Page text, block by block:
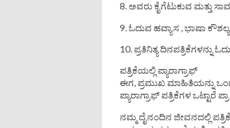
8. ಅವರು ಕೈಗೆಟುಕುವ ಮತ್ತು
9. ಓದುವ ಹವ್ಯಾಸ , ಭಾಷಾ ಕೌಶಲ್ಯ
10. ಪ್ರತಿನಿತ್ಯ ದಿನಪತ್ರಿಕೆಗಳನ್ನು
ಪತ್ರಿಕೆಯಲ್ಲಿ ಪ್ಯಾರಾಗ್ರಾಫ್
ಈಗ, ಪ್ರಮುಖ ಮಾಹಿತಿಯನ್ನು
ಪ್ಯಾರಾಗ್ರಾಫ್ ಪತ್ರಿಕೆಗಳ ಒಟ್ಟಾರೆ
ನಮ್ಮ ದೈನಂದಿನ ಜೀವನದಲ್ಲಿ